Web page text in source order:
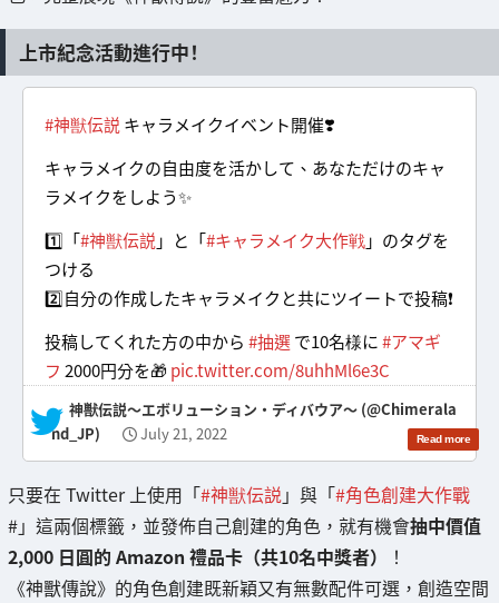
上市紀念活動進行中！
#神獣伝説キャラメイクイベント開催❣️
キャラメイクの自由度を活かして、あなただけのキャ
ラメイクをしよう✨
1️⃣「#神獣伝説」と「#キャラメイク大作戦」のタグを
つける
2️⃣自分の作成したキャラメイクと共にツイートで投稿❗️
投稿してくれた方の中から #抽選で10名様に#アマギ
フ 2000円分を🎁 pic.twitter.com/8uhhMl6e3C
— 神獣伝説〜エボリューション・ディバウア〜 (@Chimerala
nd_JP)
July 21, 2022
只要在 Twitter 上使用「#神獣伝説」與「#角色創建大作戰
#」這兩個標籤，並發佈自己創建的角色，就有機會抽中價值
2,000 日圓的 Amazon 禮品卡（共10名中獎者）
！
《神獸傳說》的角色創建既新穎又有無數配件可選，創造空間